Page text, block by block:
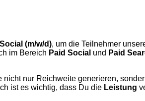
(m/w/d), um die Teilnehmer
im Bereich Paid Social und Paid
nicht nur Reichweite generieren,
ist es wichtig, dass Du die Leistung